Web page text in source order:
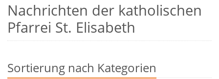
Nachrichten der katholischen
Pfarrei St. Elisabeth
Sortierung nach Kategorien